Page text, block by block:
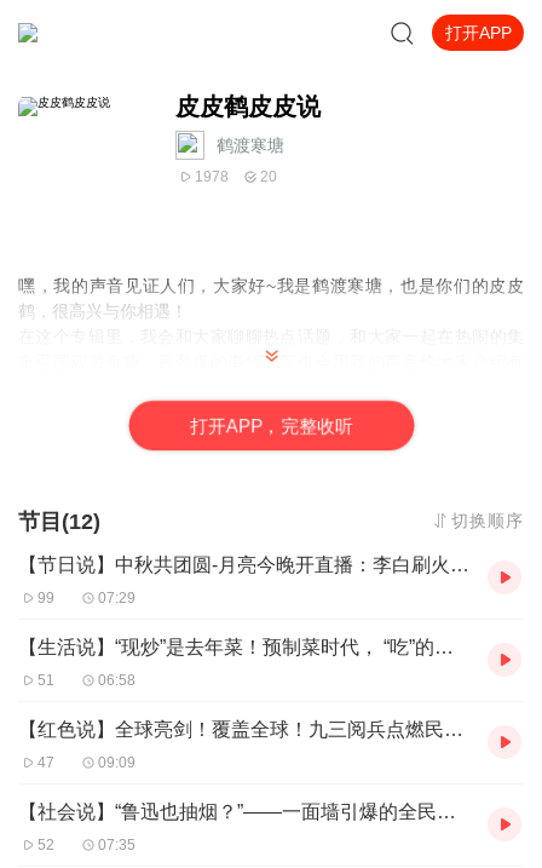
打开APP
皮皮鹤皮皮说
鹤渡寒塘_
1978 20
嘿，我的声音见证人们，大家好~我是鹤渡寒塘，也是你们的皮皮
鹤，很高兴与你相遇！
市里围观最有趣、最劲爆的事情；我也会用我的声音给大家介绍有
些被我们忽略的小智慧，保证让你听完之后，感觉自己瞬间变成了
一个小小的万事通；我还会带着大家一起天南海北聊天，从古老的
声音，一起去探索这个丰富多彩的世界。
这个专辑就像一个神奇的百宝箱，装满了各种各样的宝藏，各位见
证人，请与我一起开启这个宝箱吧，看看这个世界趁你不在发生着
什么吧！期待与您在声音海洋的再次相拥！
打开APP，完整收听
节目(12) 切换顺序
【节日说】中秋共团圆-月亮今晚开直播：李白刷火箭、苏轼卖月饼，速围观！
99 07:29
【生活说】“现炒”是去年菜！预制菜时代， “吃”的知情权都没了？
51 06:58
【红色说】全球亮剑！覆盖全球！九三阅兵点燃民族魂
47 09:09
【社会说】“鲁迅也抽烟？”——一面墙引爆的全民嘴仗：我们到底在纪念谁！
52 07:35